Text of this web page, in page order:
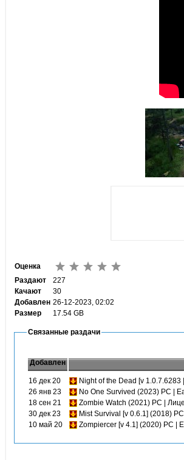
Оценка
Раздают
227
Качают
30
Добавлен 26-12-2023, 02:02
Размер
17.54 GB
Связанные раздачи
Добавлен
16 дек 20 Night of the Dead [v
26 янв 23
No One Survived (2023) PC |
18 сен 21
Zombie Watch (2021) PC |
30 дек 23
Mist Survival [v 0.6.1] (2018)
10 май 20
Zompiercer [v 4.1] (2020) PC |